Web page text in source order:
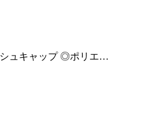
ュキャップ ◎ポリエ…